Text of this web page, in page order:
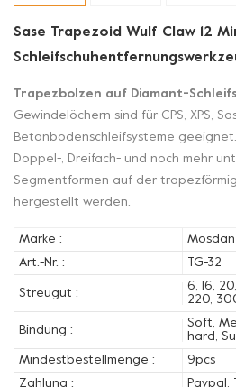
Sase Trapezoid Wulf Claw 12
Trapezbolzen auf Diamant-
Gewindelöchern sind für CPS, XPS,
Betonbodenschleifsysteme geeignet.
Doppel-, Dreifach- und noch mehr
Segmentformen auf der
hergestellt werden.
Marke :
Mosdan
Art.-Nr. :
TG-32
Streugut :
6, 16,
220,
Bindung :
Soft,
hard,
Mindestbestellmenge :
9pcs
Zahlung :
Paypal,